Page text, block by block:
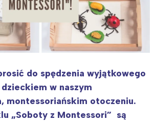
do spędzenia wyjątkowego
w naszym
montessoriańskim otoczeniu.
„Soboty z Montessori” są